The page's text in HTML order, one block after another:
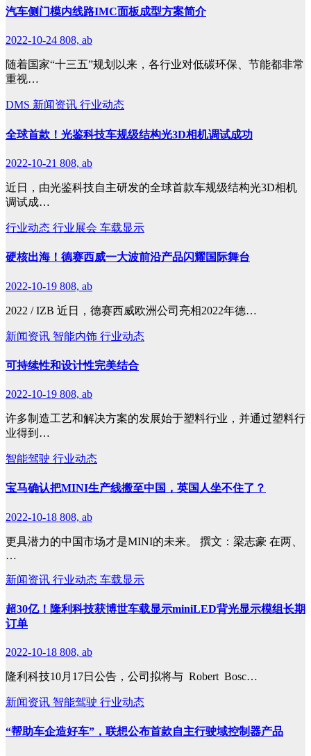
汽车侧门模内线路IMC面板成型方案简介
2022-10-24 808, ab
随着国家“十三五”规划以来，各行业对低碳环保、节能都非常
重视…
DMS 新闻资讯 行业动态
全球首款！光鉴科技车规级结构光3D相机调试成功
2022-10-21 808, ab
近日，由光鉴科技自主研发的全球首款车规级结构光3D相机
调试成…
行业动态 行业展会 车载显示
硬核出海！德赛西威一大波前沿产品闪耀国际舞台
2022-10-19 808, ab
2022 / IZB 近日，德赛西威欧洲公司亮相2022年德…
新闻资讯 智能内饰 行业动态
可持续性和设计性完美结合
2022-10-19 808, ab
许多制造工艺和解决方案的发展始于塑料行业，并通过塑料行
业得到…
智能驾驶 行业动态
宝马确认把MINI生产线搬至中国，英国人坐不住了？
2022-10-18 808, ab
更具潜力的中国市场才是MINI的未来。 撰文：梁志豪 在两、
…
新闻资讯 行业动态 车载显示
超30亿！隆利科技获博世车载显示miniLED背光显示模组长期
订单
2022-10-18 808, ab
隆利科技10月17日公告，公司拟将与 Robert Bosc…
新闻资讯 智能驾驶 行业动态
“帮助车企造好车”，联想公布首款自主行驶域控制器产品